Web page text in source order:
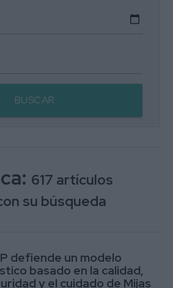
BUSCAR
617 artículos
su búsqueda
defiende un modelo
basado en la calidad,
y el cuidado de Mijas